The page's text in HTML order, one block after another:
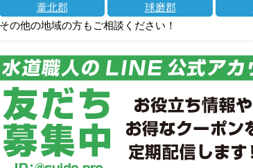
葦北郡
球磨郡
その他の地域の方もご相談ください！